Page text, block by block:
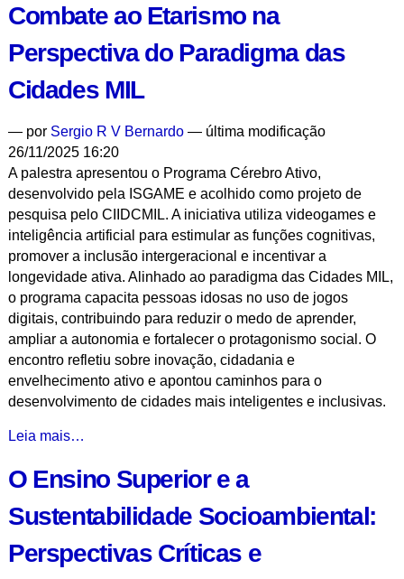
e
Divulgação
Científica
-
Dia
-
Combate ao Etarismo na
Perspectiva do Paradigma das
Cidades MIL
— por Sergio R V Bernardo— última modificação
26/11/2025 16:20
A palestra apresentou o Programa Cérebro Ativo,
desenvolvido pela ISGAME e acolhido como projeto de
pesquisa pelo CIIDCMIL. A iniciativa utiliza videogames e
inteligência artificial para estimular as funções cognitivas,
promover a inclusão intergeracional e incentivar a
longevidade ativa. Alinhado ao paradigma das Cidades MIL,
o programa capacita pessoas idosas no uso de jogos
digitais, contribuindo para reduzir o medo de aprender,
ampliar a autonomia e fortalecer o protagonismo social. O
encontro refletiu sobre inovação, cidadania e
envelhecimento ativo e apontou caminhos para o
desenvolvimento de cidades mais inteligentes e inclusivas.
Programa
Ativo:
dos
no
Leia mais…
O Ensino Superior e a
Sustentabilidade Socioambiental:
Perspectivas Críticas e